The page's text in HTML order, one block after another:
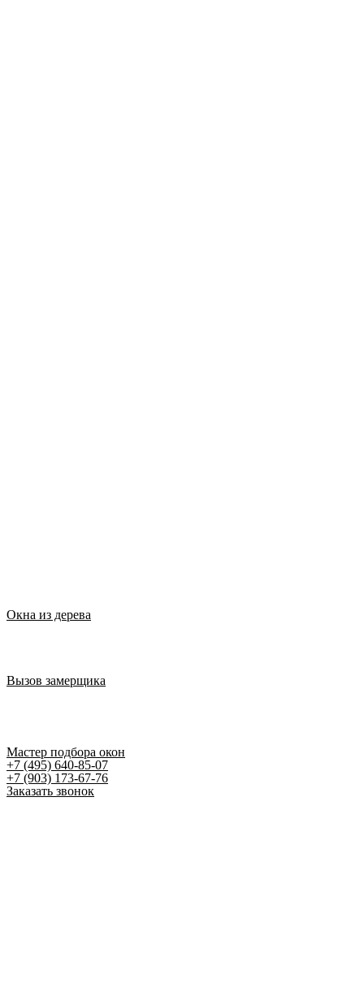
Окна из дерева
Вызов замерщика
Мастер подбора окон
+7 (495) 640-85-07
+7 (903) 173-67-76
Заказать звонок